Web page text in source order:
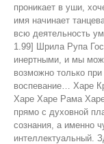
проникает в уши,
имя начинает
всю деятельность
1.99] Шрила Рупа
инертными, и мы
возможно только
воспевание… Харе
Харе Харе Рама
прямо с духовной
сознания, а именно
интеллектуальный.